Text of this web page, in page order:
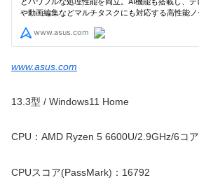
www.asus.com
13.3型 / Windows11 Home
CPU：AMD Ryzen 5 6600U/2.9GHz/6コア
CPUスコア(PassMark)：16792